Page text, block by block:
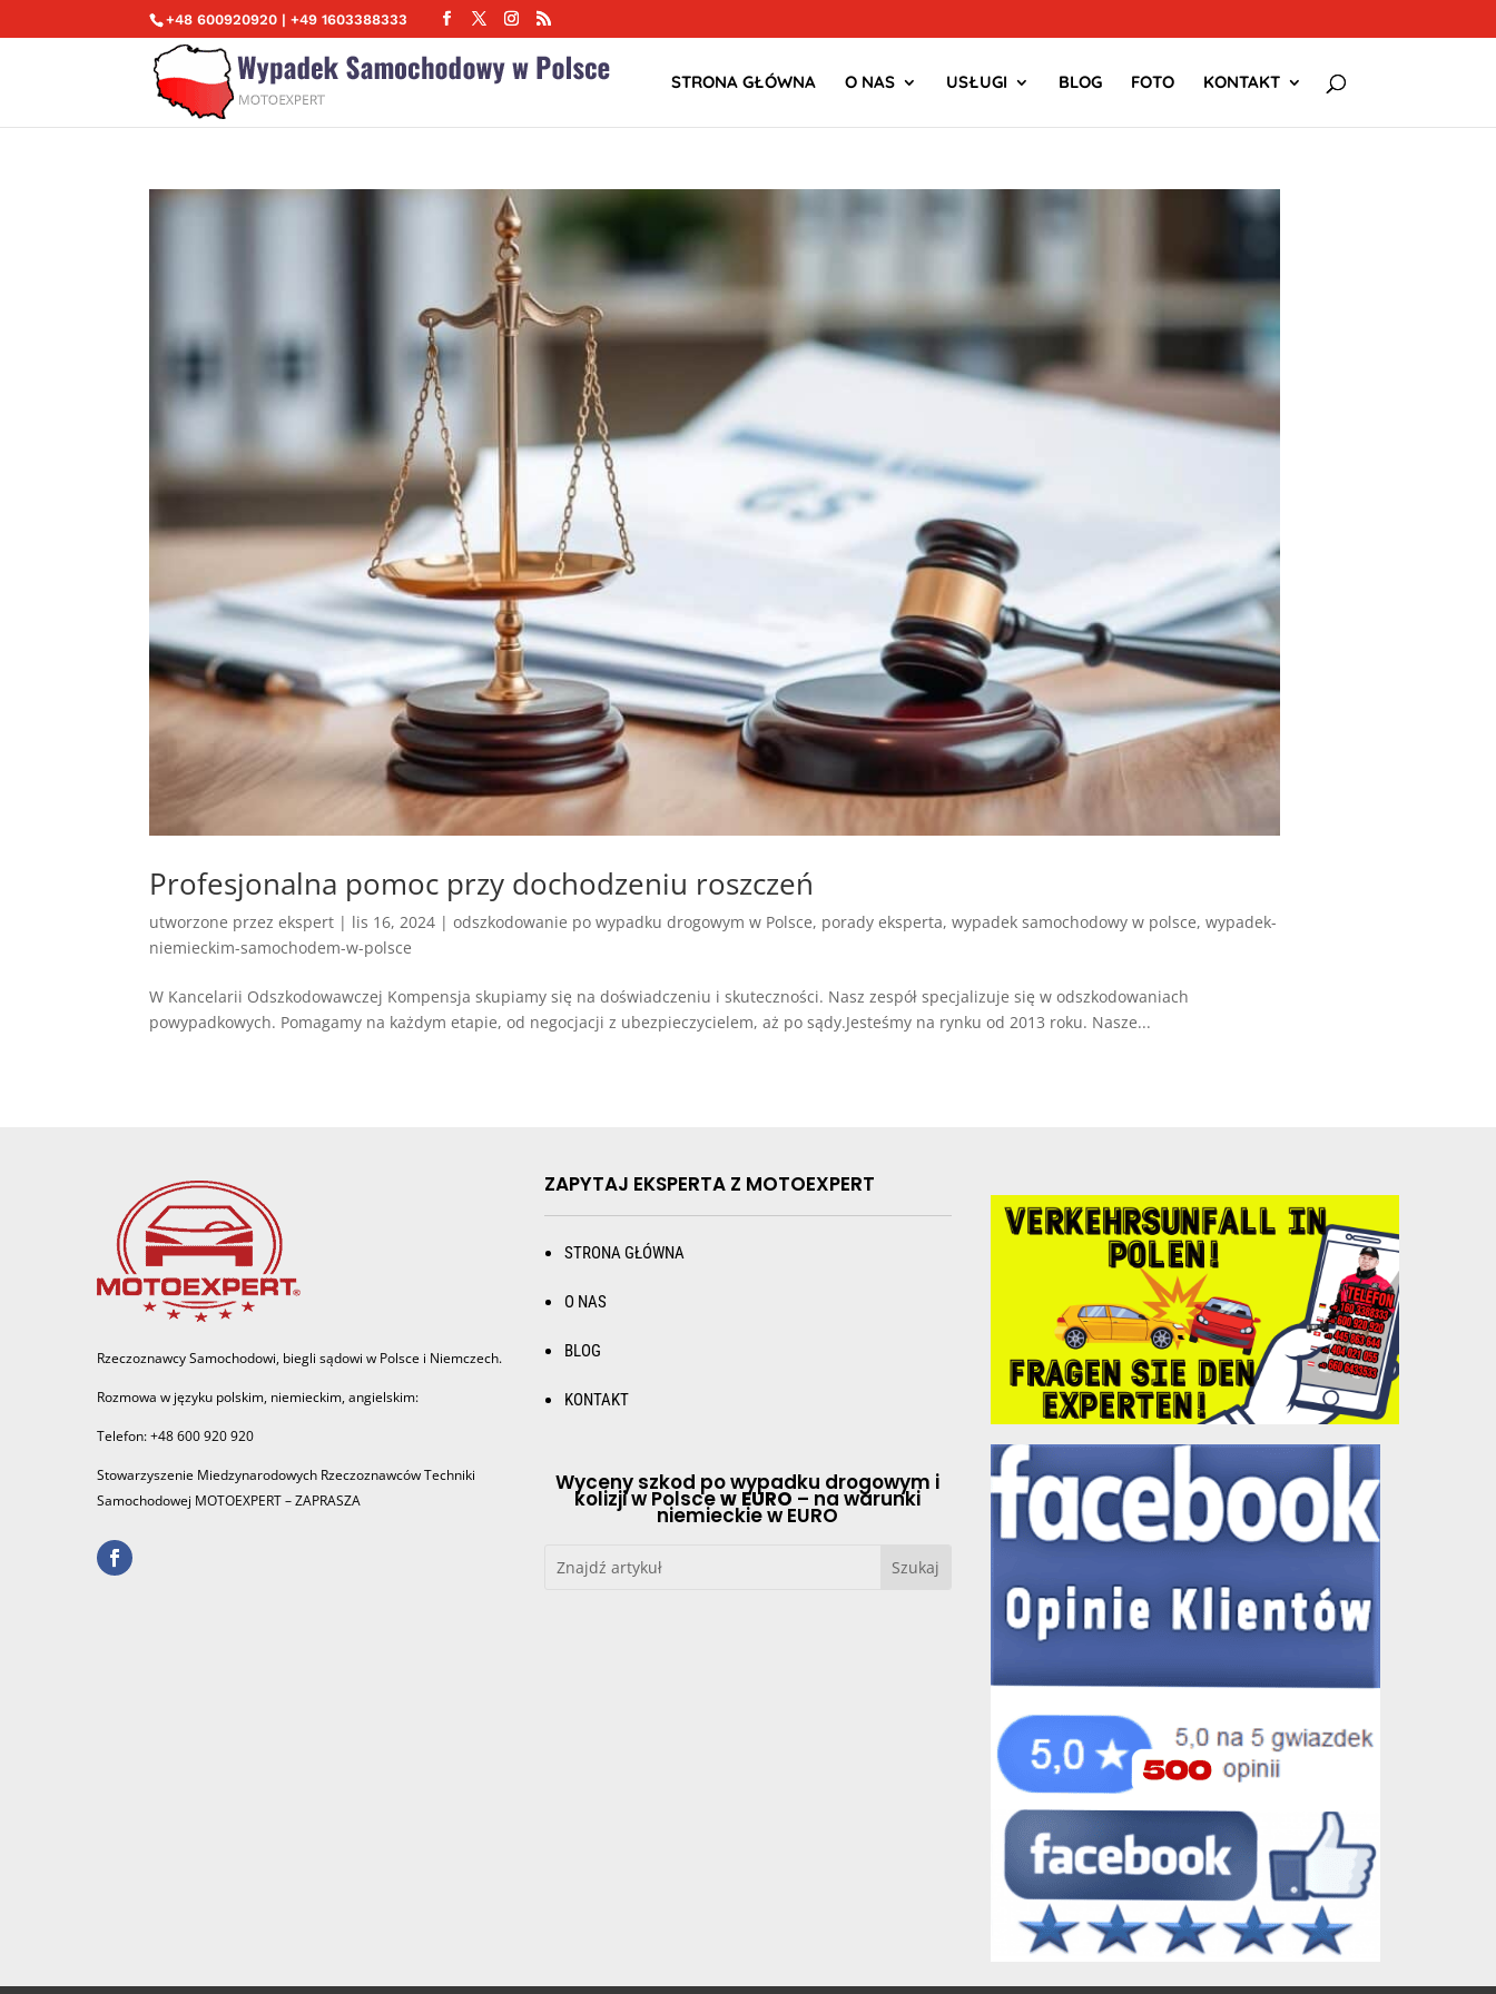
+48 600920920 | +49 1603388333
STRONA GŁÓWNA O NAS USŁUGI BLOG FOTO KONTAKT
Profesjonalna pomoc przy dochodzeniu roszczeń
utworzone przezekspert | lis 16, 2024 |odszkodowanie po wypadku drogowym w Polsce, porady eksperta,wypadek samochodowy w polsce,wypadek-
niemieckim-samochodem-w-polsce
W Kancelarii Odszkodowawczej Kompensja skupiamy się na doświadczeniu i skuteczności. Nasz zespół specjalizuje się w odszkodowaniach
powypadkowych. Pomagamy na każdym etapie, od negocjacji z ubezpieczycielem, aż po sądy.Jesteśmy na rynku od 2013 roku. Nasze...
Rzeczoznawcy Samochodowi, biegli sądowi w Polsce i Niemczech.
Rozmowa w języku polskim, niemieckim, angielskim:
Telefon: +48 600 920 920
Stowarzyszenie Miedzynarodowych Rzeczoznawców Techniki
Samochodowej MOTOEXPERT – ZAPRASZA
ZAPYTAJ EKSPERTA Z MOTOEXPERT
STRONA GŁÓWNA
O NAS
BLOG
KONTAKT
Wyceny szkod po wypadku drogowym i
kolizji w Polscew EURO – na warunki
niemieckie w EURO